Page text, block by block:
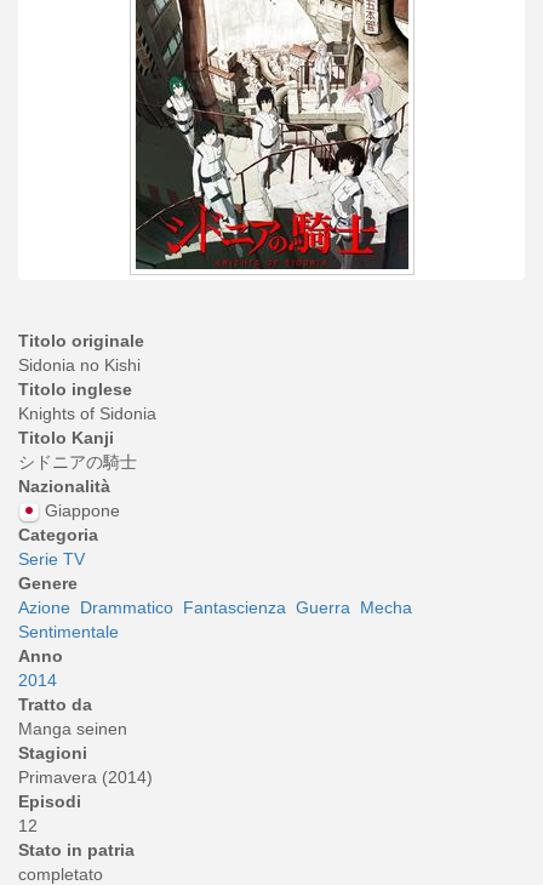
Titolo originale
Sidonia no Kishi
Titolo inglese
Knights of Sidonia
Titolo Kanji
シドニアの騎士
Nazionalità
Giappone
Categoria
Serie TV
Genere
Azione Drammatico Fantascienza Guerra
Mecha
Sentimentale
Anno
2014
Tratto da
Manga seinen
Stagioni
Primavera (2014)
Episodi
12
Stato in patria
completato